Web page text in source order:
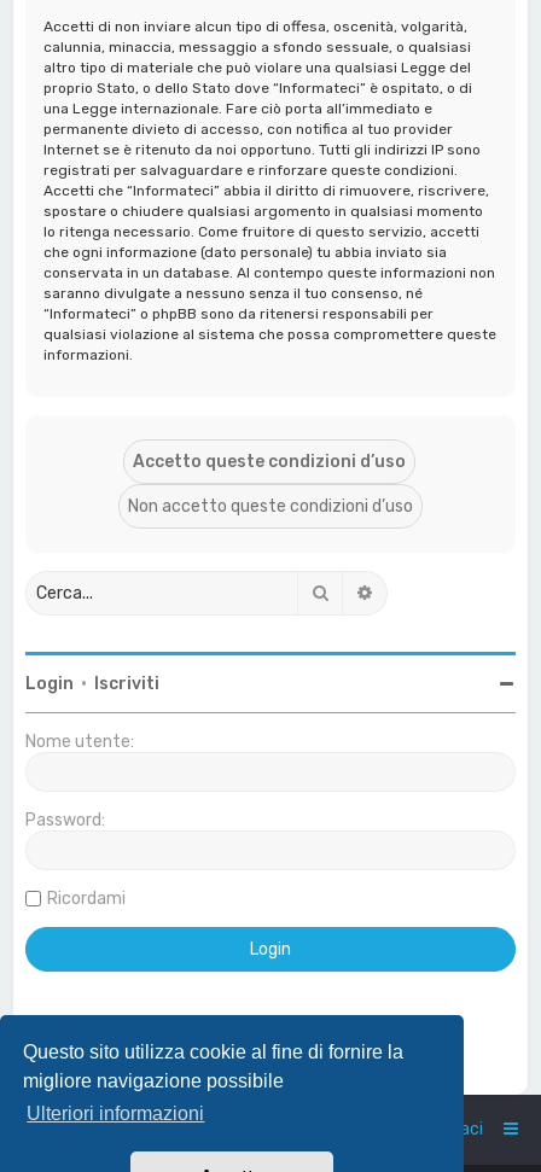
Questo sito utilizza cookie al fine di fornire la
migliore navigazione possibile
Ulteriori informazioni
Accetti di non inviare alcun tipo di offesa, oscenità, volgarità,
calunnia, minaccia, messaggio a sfondo sessuale, o qualsiasi
altro tipo di materiale che può violare una qualsiasi Legge del
proprio Stato, o dello Stato dove “Informateci” è ospitato, o di
una Legge internazionale. Fare ciò porta all’immediato e
permanente divieto di accesso, con notifica al tuo provider
Internet se è ritenuto da noi opportuno. Tutti gli indirizzi IP sono
registrati per salvaguardare e rinforzare queste condizioni.
Accetti che “Informateci” abbia il diritto di rimuovere, riscrivere,
spostare o chiudere qualsiasi argomento in qualsiasi momento
lo ritenga necessario. Come fruitore di questo servizio, accetti
che ogni informazione (dato personale) tu abbia inviato sia
conservata in un database. Al contempo queste informazioni non
saranno divulgate a nessuno senza il tuo consenso, né
“Informateci” o phpBB sono da ritenersi responsabili per
qualsiasi violazione al sistema che possa compromettere queste
informazioni.
Cerca
Login • Iscriviti
Nome utente:
Password:
Ricordami
Effettua login con account Google
Home Indice Contattaci